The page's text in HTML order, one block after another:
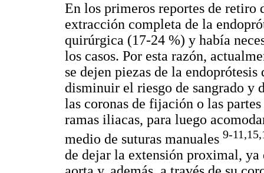
En los primeros reportes de retiro
extracción completa de la
quirúrgica (17-24 %) y había
los casos. Por esta razón,
se dejen piezas de la
disminuir el riesgo de sangrado y
las coronas de fijación o las
ramas iliacas, para luego
medio de suturas manuales 9-
de dejar la extensión proximal,